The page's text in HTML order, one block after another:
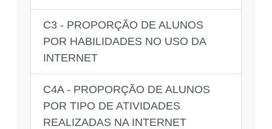
C3 - PROPORÇÃO DE ALUNOS
POR HABILIDADES NO USO DA
INTERNET
C4A - PROPORÇÃO DE ALUNOS
POR TIPO DE ATIVIDADES
REALIZADAS NA INTERNET